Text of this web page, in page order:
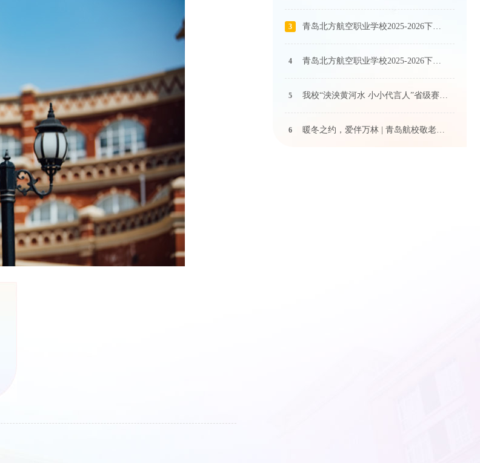
3 青岛北方航空职业学校2025-2026下学期艺术课程公示
4 青岛北方航空职业学校2025-2026下学期体育课程公示
5 我校“泱泱黄河水 小小代言人”省级赛事奖状荣耀抵达！
6 暖冬之约，爱伴万林 | 青岛航校敬老院关爱行动温情启航